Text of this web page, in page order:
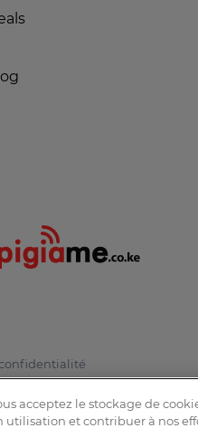
acceptez le stockage de
et contribuer à nos